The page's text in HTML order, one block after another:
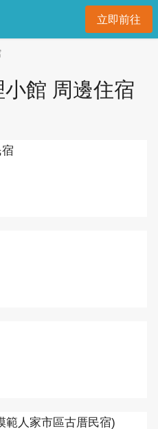
立即前往開
館 周邊住宿
範人家市區古厝民宿)